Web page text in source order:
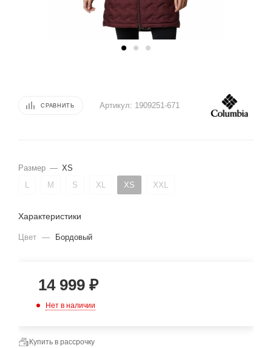
СРАВНИТЬ Артикул: 1909251-671
Размер — XS
L
M S XL XS XXL
Характеристики
Цвет — Бордовый
14 999 ₽
Нет в наличии
Купить в рассрочку